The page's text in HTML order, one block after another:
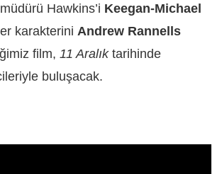
müdürü Hawkins’i Keegan-Michael
karakterini Andrew Rannells
film, 11 Aralıktarihinde
buluşacak.